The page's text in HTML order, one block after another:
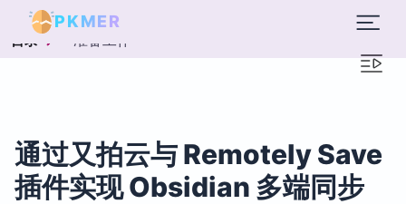
PKMER
目录 准备工作
通过又拍云与 Remotely Save
插件实现 Obsidian 多端同步